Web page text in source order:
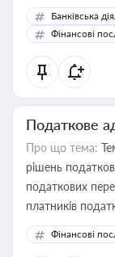
Банківська
Фінансові
Податкове
Про що тема:
рішень
податкових
платників
Фінансові